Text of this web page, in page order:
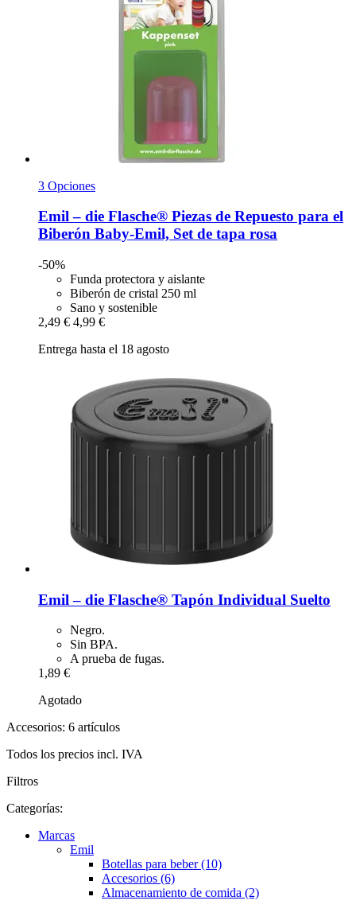
3 Opciones
Emil – die Flasche® Piezas de Repuesto para el
Biberón Baby-​Emil, Set de tapa rosa
-50%
Funda protectora y aislante
Biberón de cristal 250 ml
Sano y sostenible
2,49 € 4,99 €
Entrega hasta el 18 agosto
Emil – die Flasche® Tapón Individual Suelto
Negro.
Sin BPA.
A prueba de fugas.
1,89 €
Agotado
Accesorios: 6 artículos
Todos los precios incl. IVA
Filtros
Categorías:
Marcas
Emil
Botellas para beber (10)
Accesorios (6)
Almacenamiento de comida (2)